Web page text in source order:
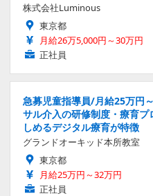
株式会社Luminous
東京都
月給26万5,000円～30万円
正社員
急募児童指導員/月給25万円
サル介入の研修制度・療育
しめるデジタル療育が特徴
グランドオーキッド本所教室
東京都
月給25万円～32万円
正社員